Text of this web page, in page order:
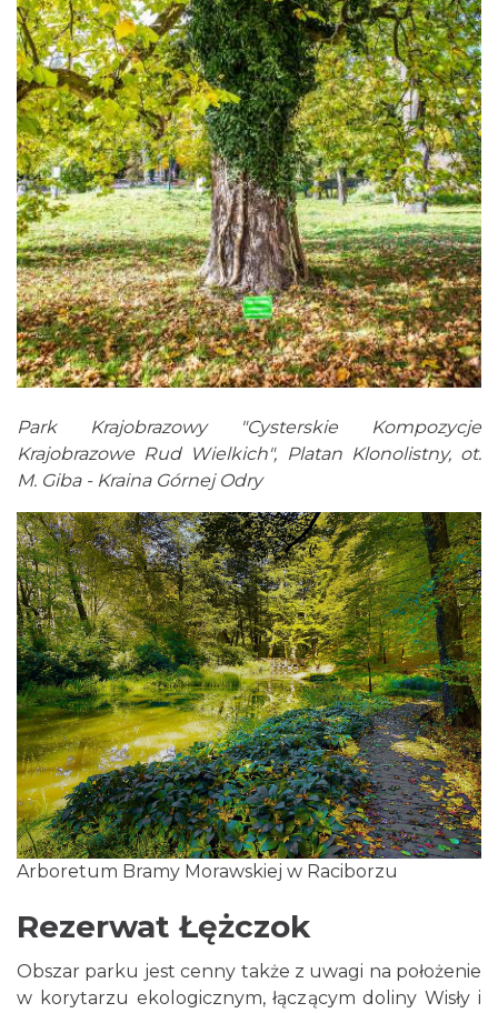
Park Krajobrazowy "Cysterskie Kompozycje
Krajobrazowe Rud Wielkich", Platan Klonolistny, ot.
M. Giba - Kraina Górnej Odry
Arboretum Bramy Morawskiej w Raciborzu
Rezerwat Łężczok
Obszar parku jest cenny także z uwagi na położenie
w korytarzu ekologicznym, łączącym doliny Wisły i